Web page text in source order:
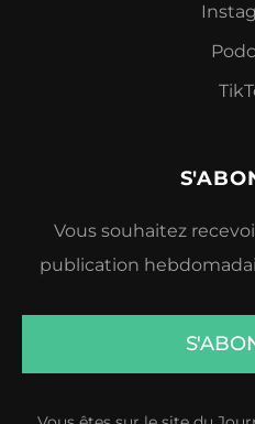
Vous souhaitez
publication